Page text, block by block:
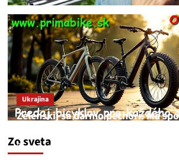
Zo sveta
Ukrajina
Zelenskij sa darmo pechorí. Má
medvedar